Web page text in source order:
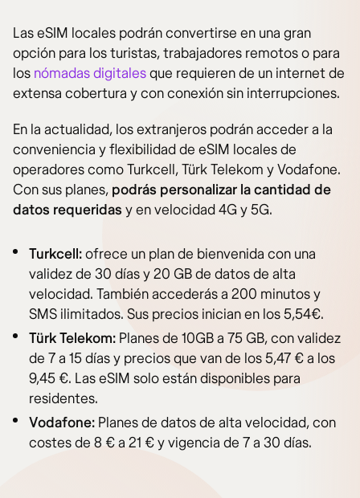
Las eSIM locales podrán convertirse en una gran
opción para los turistas, trabajadores remotos o para
los nómadas digitalesque requieren de un internet de
extensa cobertura y con conexión sin interrupciones.
En la actualidad, los extranjeros podrán acceder a la
conveniencia y flexibilidad de eSIM locales de
operadores como Turkcell, Türk Telekom y Vodafone.
Con sus planes, podrás personalizar la cantidad de
datos requeridasy en velocidad 4G y 5G.
Turkcell:ofrece un plan de bienvenida con una
validez de 30 días y 20 GB de datos de alta
velocidad. También accederás a 200 minutos y
SMS ilimitados. Sus precios inician en los 5,54€.
Türk Telekom: Planes de 10GB a 75 GB, con validez
de 7 a 15 días y precios que van de los 5,47 € a los
9,45 €. Las eSIM solo están disponibles para
residentes.
Vodafone: Planes de datos de alta velocidad, con
costes de 8 € a 21 € y vigencia de 7 a 30 días.